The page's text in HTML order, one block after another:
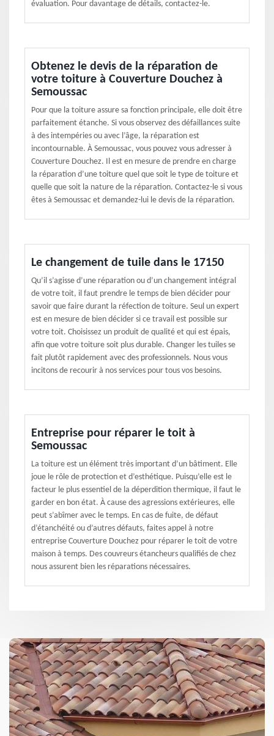
évaluation. Pour davantage de détails, contactez-le.
Obtenez le devis de la réparation de
votre toiture à Couverture Douchez à
Semoussac
Pour que la toiture assure sa fonction principale, elle doit être
parfaitement étanche. Si vous observez des défaillances suite
à des intempéries ou avec l’âge, la réparation est
incontournable. À Semoussac, vous pouvez vous adresser à
Couverture Douchez. Il est en mesure de prendre en charge
la réparation d’une toiture quel que soit le type de toiture et
quelle que soit la nature de la réparation. Contactez-le si vous
êtes à Semoussac et demandez-lui le devis de la réparation.
Le changement de tuile dans le 17150
Qu’il s’agisse d’une réparation ou d’un changement intégral
de votre toit, il faut prendre le temps de bien décider pour
savoir que faire durant la réfection de toiture. Seul un expert
est en mesure de bien décider si ce travail est possible sur
votre toit. Choisissez un produit de qualité et qui est épais,
afin que votre toiture soit plus durable. Changer les tuiles se
fait plutôt rapidement avec des professionnels. Nous vous
incitons de recourir à nos services pour tous vos besoins.
Entreprise pour réparer le toit à
Semoussac
La toiture est un élément très important d’un bâtiment. Elle
joue le rôle de protection et d’esthétique. Puisqu’elle est le
facteur le plus essentiel de la déperdition thermique, il faut le
garder en bon état. À cause des agressions extérieures, elle
peut s’abîmer avec le temps. En cas de fuite, de défaut
d’étanchéité ou d’autres défauts, faites appel à notre
entreprise Couverture Douchez pour réparer le toit de votre
maison à temps. Des couvreurs étancheurs qualifiés de chez
nous assurent bien les réparations nécessaires.